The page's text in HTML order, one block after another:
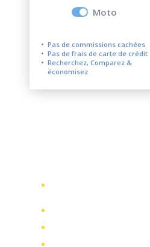
Moto
Pas de commissions cachées
Pas de frais de carte de crédit
Recherchez, Comparez &
économisez